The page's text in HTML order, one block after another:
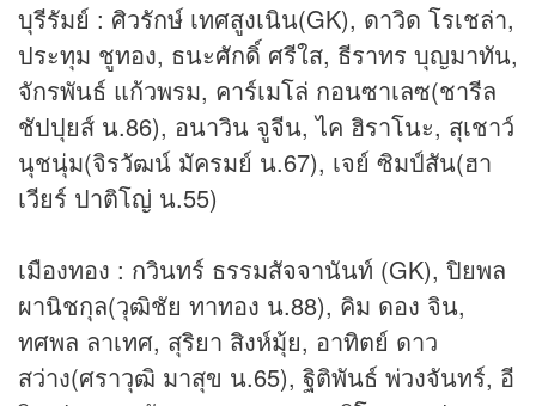
บุรีรัมย์ : ศิวรักษ์ เทศสูงเนิน(GK), ดาวิด โรเชล่า,
ประทุม ชูทอง, ธนะศักดิ์ ศรีใส, ธีราทร บุญมาทัน,
จักรพันธ์ แก้วพรม, คาร์เมโล่ กอนซาเลซ(ชารีล
ชัปปุยส์ น.86), อนาวิน จูจีน, ไค ฮิราโนะ, สุเชาว์
นุชนุ่ม(จิรวัฒน์ มัครมย์ น.67), เจย์ ซิมป์สัน(ฮา
เวียร์ ปาติโญ่ น.55)
เมืองทอง : กวินทร์ ธรรมสัจจานันท์ (GK), ปิยพล
ผานิชกุล(วุฒิชัย ทาทอง น.88), คิม ดอง จิน,
ทศพล ลาเทศ, สุริยา สิงห์มุ้ย, อาทิตย์ ดาว
สว่าง(ศราวุฒิ มาสุข น.65), ฐิติพันธ์ พ่วงจันทร์, อี